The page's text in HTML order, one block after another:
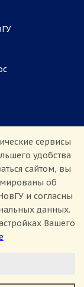
сервисы
удобства
сайтом, вы
об
и согласны
данных.
Вашего